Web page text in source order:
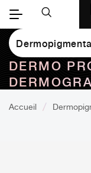
DERMO
Accueil